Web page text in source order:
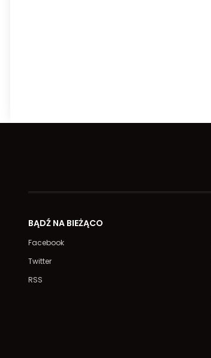
BĄDŹ NA BIEŻĄCO
Facebook
Twitter
RSS